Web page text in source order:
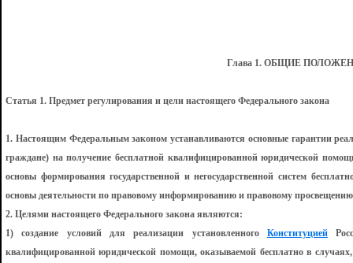
Глава 1. ОБЩИЕ
Статья 1. Предмет регулирования и цели настоящего Федерального закона
1. Настоящим Федеральным законом устанавливаются основные гарантии
граждане) на получение бесплатной квалифицированной юридической
основы формирования государственной и негосударственной систем
основы деятельности по правовому информированию и правовому
2. Целями настоящего Федерального закона являются:
1) создание условий для реализации установленного Конституцией
квалифицированной юридической помощи, оказываемой бесплатно в